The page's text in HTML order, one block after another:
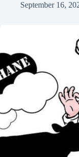
September 16,